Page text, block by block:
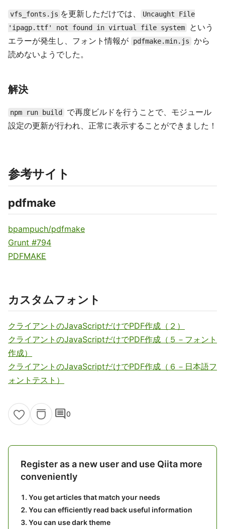
vfs_fonts.js を更新しただけでは、
Uncaught File
'ipagp.ttf' not found in virtual file system
という
エラーが発生し、フォント情報が
pdfmake.min.js
から
読めないようでした。
解決
npm run build
で再度ビルドを行うことで、モジュール
設定の更新が行われ、正常に表示することができました！
参考サイト
pdfmake
bpampuch/pdfmake
Grunt #794
PDFMAKE
カスタムフォント
クライアントのJavaScriptだけでPDF作成（２）
クライアントのJavaScriptだけでPDF作成（５－フォント
作成）
クライアントのJavaScriptだけでPDF作成（６－日本語フ
ォントテスト）
comment0
Register as a new user and use Qiita more
conveniently
You get articles that match your needs
You can efficiently read back useful information
You can use dark theme